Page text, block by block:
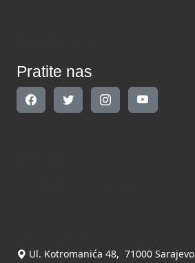
Pratite nas
Ul. Kotromanića 48, 71000 Sarajevo